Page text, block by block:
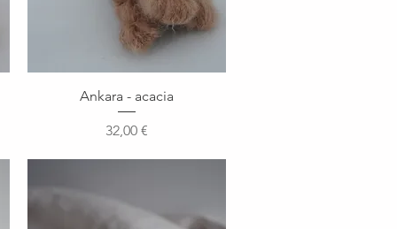
Aperçu rapide
Ankara - acacia
Prix
32,00 €